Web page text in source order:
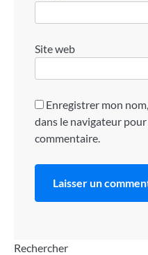
Site web
Enregistrer mon
dans le navigateur
commentaire.
Rechercher